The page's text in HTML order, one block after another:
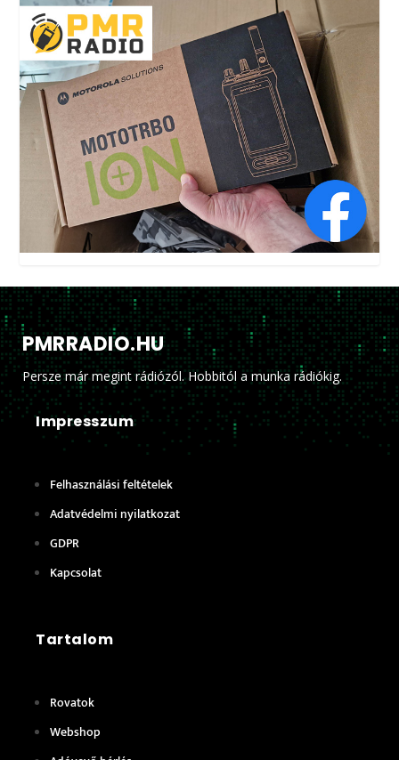
PMRRADIO.HU
Persze már megint rádiózól. Hobbitól a munka rádiókig.
Impresszum
Felhasználási feltételek
Adatvédelmi nyilatkozat
GDPR
Kapcsolat
Tartalom
Rovatok
Webshop